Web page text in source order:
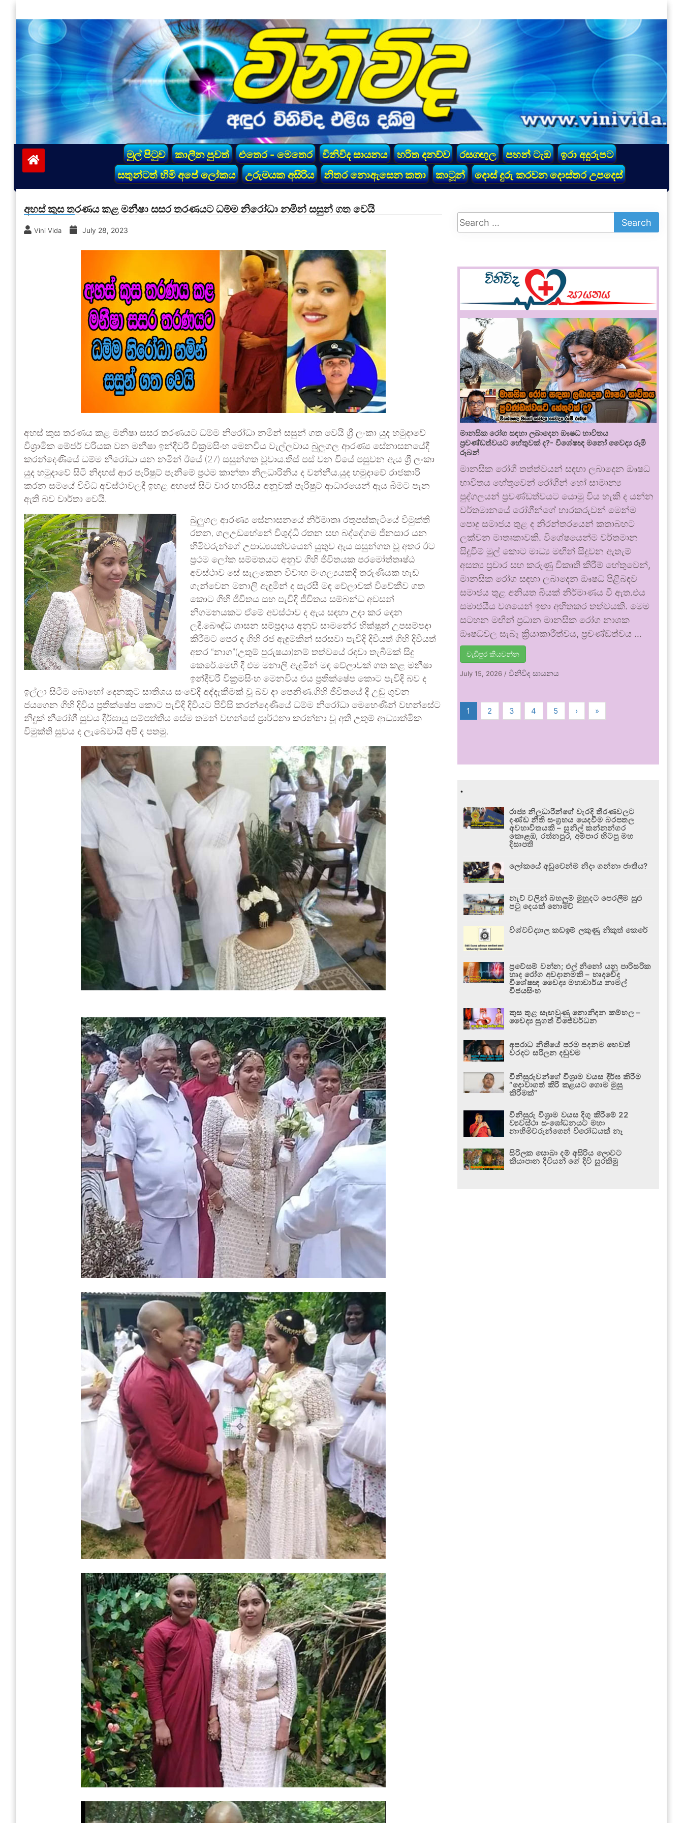
to
content
vinivida.lk
මුල් පිටුව කාලීන පුවත් එතෙර - මෙතෙර විනිවිද සායනය හරිත දනව්ව රසගඟුල පහන් ටැඹ
ඉරා අදුරුපට
සතුන්ටත් හිමි අපේ ලෝකය
උරුමයක අසිරිය නිතර නොඇසෙන කතා කාටූන් දොස් දුරු කරවන දොස්තර උපදෙස්
අහස් කුස තරණය කළ මනීෂා සසර තරණයට ධම්ම නිරෝධා නමින් සසුන් ගත වෙයි
Vini Vida July 28, 2023
අහස් කුස තරණය කළ මනීෂා සසර තරණයට ධම්ම නිරෝධා නමින් සසුන් ගත වෙයි ශ්‍රී ලංකා යුද හමුදාවේ
විශ්‍රාමික මේජර් වරියක වන මනීෂා ඉන්දීවරී වික්‍රමසිංහ මෙනවිය වැල්ලවාය බුලුගල ආරණ්‍ය සේනාසනයේදී
කරන්දෙණියේ ධම්ම නිරෝධා යන නමින් ඊයේ (27) සසුන්ගත වූවාය.තිස් පස් වන වියේ පසුවන ඇය ශ්‍රී ලංකා
යුද හමුදාවේ සිටි නිදහස් ආර පැරිෂුට් පැනීමේ ප්‍රථම කාන්තා නිලධාරිනිය ද වන්නීය.යුද හමුදාවේ රාජකාරි
කරන සමයේ විවිධ අවස්ථාවලදී ඉහළ අහසේ සිට වාර හාරසිය අනූවක් පැරිෂුට් ආධාරයෙන් ඇය බිමට පැන
ඇති බව වාර්තා වෙයි.
බුලුගල ආරණ්‍ය සේනාසනයේ නිර්මාතෘ රතුපස්කැටියේ විමුක්ති
රතන, ගලඋඩහේනේ විශුද්ධි රතන සහ බද්දේගම ජිනසාර යන
හිමිවරුන්ගේ උපාධ්‍යයත්වයෙන් යුතුව ඇය සසුන්ගත වූ අතර ඊට
ප්‍රථම ලෝක සම්මතයට අනුව ගිහි ජීවිතයක පරමෝත්තෘෂ්ඨ
අවස්ථාව සේ සැලකෙන විවාහ මංගල්‍යයකදී තරුණියක හැඩ
ගැන්වෙන මනාලි ඇඳුමින් ද සැරසී මඳ වේලාවක් විවේකීව ගත
කොට ගිහි ජීවිතය සහ පැවිදි ජීවිතය සම්බන්ධ අවසන්
නිගමනයකට ඒමේ අවස්ථාව ද ඇය සඳහා උදා කර දෙන
ලදී.බෞද්ධ ශාසන සම්ප්‍රදාය අනුව සාමනේර භික්ෂූන් උපසම්පදා
කිරීමට පෙර ද ගිහි රජ ඇඳුමකින් සරසවා පැවිදි දිවියත් ගිහි දිවියත්
අතර “නාග”(උතුම් පුරුෂ‍යා)නම් තත්වයේ රඳවා තැබීමක් සිදු
කෙරේ.මෙහි දී එම මනාලි ඇඳුමින් මඳ වේලාවක් ගත කළ මනීෂා
ඉන්දීවරී වික්‍රමසිංහ මෙනවිය එය ප්‍රතික්ෂේප කොට පැවිදි බව ද
ඉල්ලා සිටීම බොහෝ දෙනකුට සාතිශය සංවේදී අද්දැකීමක් වූ බව දා පෙනිණ.ගිහි ජීවිතයේ දී උඩු ගුවන
ජයගෙන ගිහි දිවිය ප්‍රතික්ෂේප කොට පැවිදි දිවියට පිවිසි කරන්දෙණියේ ධම්ම නිරෝධා මෙහෙණින් වහන්සේට
නිදුක් නීරෝගී සුවය දීර්ඝායු සම්පත්තිය සේම තමන් වහන්සේ ප්‍රාර්ථනා කරන්නා වූ අති උතුම් ආධ්‍යාත්මික
විමුක්ති සුවය ද ලැබේවායි අපි ද පතමු.
මානසික රෝග සඳහා ලබාදෙන ඖෂධ භාවිතය
ප්‍රචණ්ඩත්වයට හේතුවක් ද?- විශේෂඥ මනෝ වෛද්‍ය රූමි
රූබන්
මානසික රෝගී තත්ත්වයන් සඳහා ලබාදෙන ඖෂධ
භාවිතය හේතුවෙන් රෝගීන් හෝ සාමාන්‍ය
පුද්ගලයන් ප්‍රචණ්ඩත්වයට යොමු විය හැකි ද යන්න
වර්තමානයේ රෝගීන්ගේ භාරකරුවන් මෙන්ම
පොදු සමාජය තුළ ද නිරන්තරයෙන් කතාබහට
ලක්වන මාතෘකාවකි. විශේෂයෙන්ම වර්තමාන
සිදුවීම් මුල් කොට මාධ්‍ය මඟින් සිදුවන ඇතැම්
අසත්‍ය ප්‍රචාර සහ කරුණු විකෘති කිරීම් හේතුවෙන්,
මානසික රෝග සඳහා ලබාදෙන ඖෂධ පිළිබඳව
සමාජය තුළ අනියත බියක් නිර්මාණය වී ඇත.එය
සමාජයීය වශයෙන් ඉතා අහිතකර තත්වයකි. මෙම
සටහන මඟින් ප්‍රධාන මානසික රෝග නාශක
ඖෂධවල සැබෑ ක්‍රියාකාරීත්වය, ප්‍රචණ්ඩත්වය …
වැඩිපුර කියවන්න
July 15, 2026 /විනිවිද සායනය
1 2 3 4 5 › »
.
රාජ්‍ය නිලධාරීන්ගේ වැරදි තීරණවලට
දණ්ඩ නීති සංග්‍රහය යෙදවීම බරපතල
අවභාවිතයකි – සුනිල් කන්නන්ගර
කොළඹ, රත්නපුර, අම්පාර හිටපු මහ
දිසාපති
ලෝකයේ අඩුවෙන්ම නිදා ගන්නා ජාතිය?
නැව් වලින් බහලුම් මුහුදට පෙරලීම සුළු
පටු දෙයක් නොවේ
විශ්වවිද්‍යාල කඩඉම් ලකුණු නිකුත් කෙරේ
ප්‍රවේසම් වන්න; එල් නිනෝ යනු පාරිසරික
හෘද රෝග අවදානමකි – හෘදවේද
විශේෂඥ වෛද්‍ය මහාචාර්ය නාමල්
විජයසිංහ
කුස තුළ සැඟවුණු නොනිදන කම්හල –
වෛද්‍ය සුගත් විජේවර්ධන
අපරාධ නීතියේ පරම පදනම හෙවත්
වරදට සරිලන දඬුවම
විනිසුරුවන්ගේ විශ්‍රාම වයස දීර්ඝ කිරීම
“දොවාගත් කිරි කළයට ගොම මුසු
කිරීමක්”
විනිසුරු විශ්‍රාම වයස දිගු කිරීමේ 22
ව්‍යවස්ථා සංශෝධනයට මහා
නාහිමිවරුන්ගෙන් විරෝධයක් නෑ
සිරිලක සොබා දම් අසිරිය ලොවට
කියාපාන දිවියන් ගේ දිවි සුරකිමු